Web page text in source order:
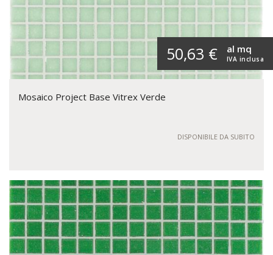
50,63 € IVA inclusa
al mq
Mosaico Project Base Vitrex Verde
DISPONIBILE DA SUBITO